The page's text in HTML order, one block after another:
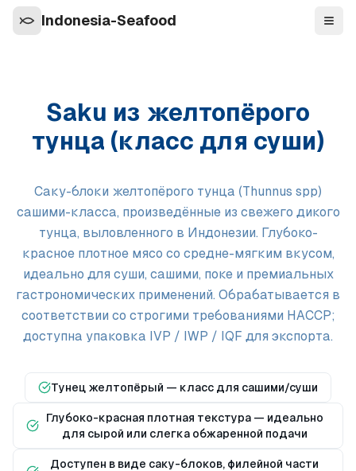
Indonesia-Seafood
Saku из желтопёрого
тунца (класс для суши)
Саку-блоки желтопёрого тунца (Thunnus spp)
сашими-класса, произведённые из свежего дикого
тунца, выловленного в Индонезии. Глубоко-
красное плотное мясо со средне-мягким вкусом,
идеально для суши, сашими, поке и премиальных
гастрономических применений. Обрабатывается в
соответствии со строгими требованиями HACCP;
доступна упаковка IVP / IWP / IQF для экспорта.
Тунец желтопёрый — класс для сашими/суши
Глубоко-красная плотная текстура — идеально
для сырой или слегка обжаренной подачи
Доступен в виде саку-блоков, филейной части